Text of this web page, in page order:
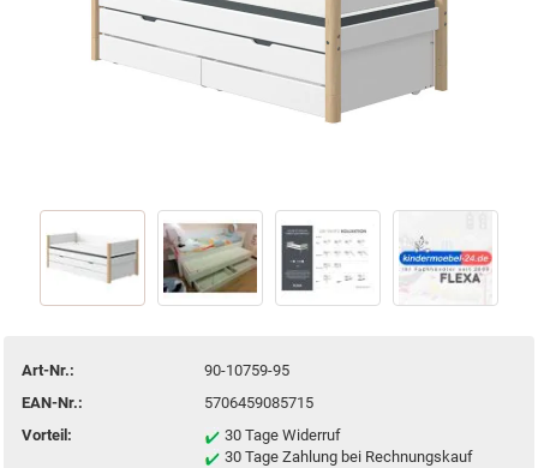
Art-Nr.:
90-10759-95
EAN-Nr.:
5706459085715
Vorteil:
30 Tage Widerruf
30 Tage Zahlung bei Rechnungskauf